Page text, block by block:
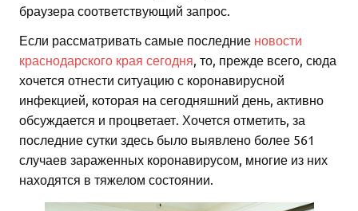
браузера соответствующий запрос.
Если рассматривать самые последние новости
краснодарского края сегодня , то, прежде всего, сюда
хочется отнести ситуацию с коронавирусной
инфекцией, которая на сегодняшний день, активно
обсуждается и процветает. Хочется отметить, за
последние сутки здесь было выявлено более 561
случаев зараженных коронавирусом, многие из них
находятся в тяжелом состоянии.